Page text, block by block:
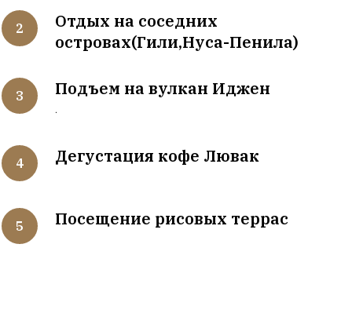
Отдых на соседних
островах(Гили,Нуса-Пенила)
Подъем на вулкан Иджен
.
Дегустация кофе Лювак
Посещение рисовых террас